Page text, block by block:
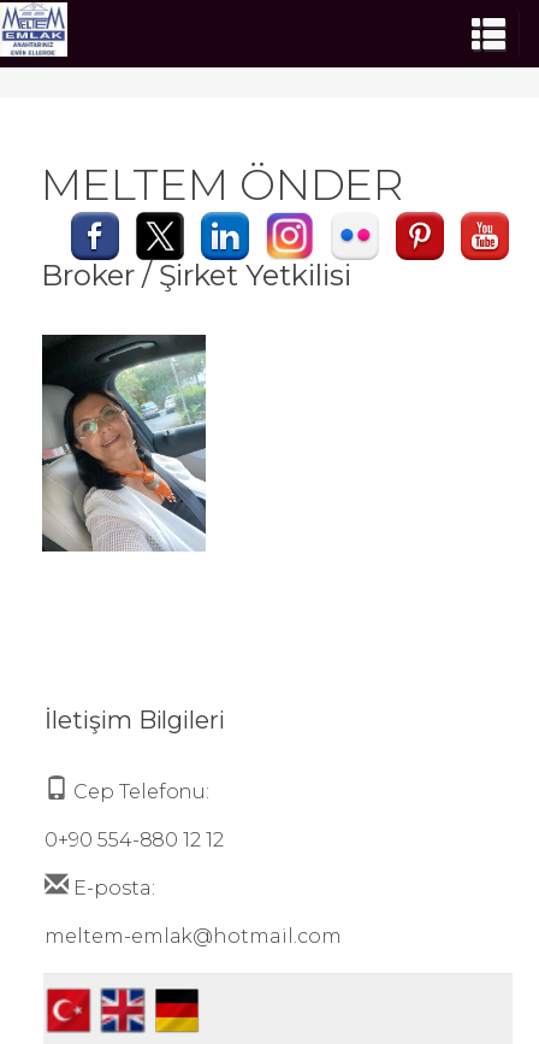
MELTEM ÖNDER
Broker / Şirket Yetkilisi
İletişim Bilgileri
Cep Telefonu:
0+90 554-880 12 12
E-posta:
meltem-emlak@hotmail.com